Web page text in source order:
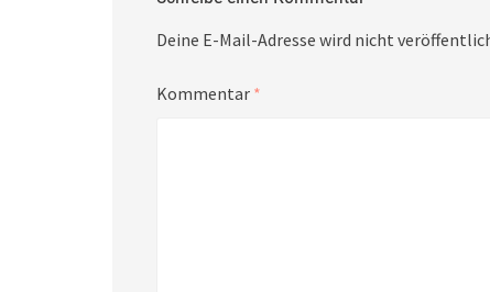
Deine E-Mail-Adresse wird nicht
Kommentar *